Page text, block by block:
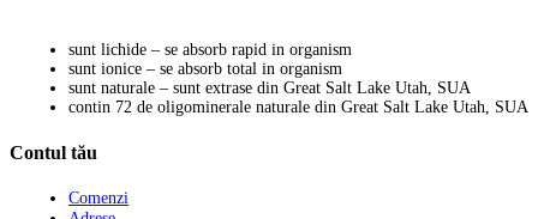
sunt lichide – se absorb rapid in organism
sunt ionice – se absorb total in organism
sunt naturale – sunt extrase din Great Salt Lake Utah, SUA
contin 72 de oligominerale naturale din Great Salt Lake Utah, SUA
Contul tău
Comenzi